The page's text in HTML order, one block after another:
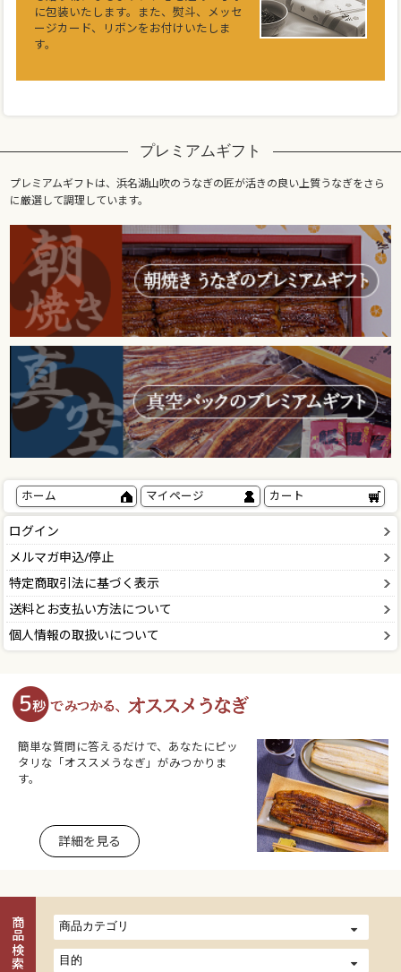
に包装いたします。また、熨斗、メッセ
ージカード、リボンをお付けいたしま
す。
プレミアムギフト
プレミアムギフトは、浜名湖山吹のうなぎの匠が活きの良い上質うなぎをさら
に厳選して調理しています。
ホーム マイページ カート
ログイン
メルマガ申込/停止
特定商取引法に基づく表示
送料とお支払い方法について
個人情報の取扱いについて
簡単な質問に答えるだけで、あなたにピッ
タリな「オススメうなぎ」がみつかりま
す。
詳細を見る
商品検索